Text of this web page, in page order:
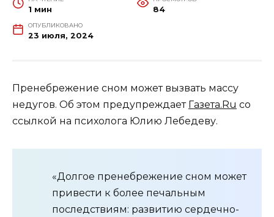
1 мин 84
ОПУБЛИКОВАНО
23 июля, 2024
Пренебрежение сном может вызвать массу
недугов. Об этом предупреждает Газета.Ru со
ссылкой на психолога Юлию Лебедеву.
«Долгое пренебрежение сном может
привести к более печальным
последствиям: развитию сердечно-